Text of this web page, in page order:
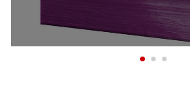
1 2 3